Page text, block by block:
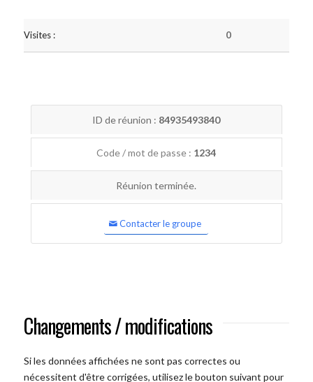
Visites : 0
ID de réunion : 84935493840
Code / mot de passe : 1234
Réunion terminée.
Contacter le groupe
Changements / modifications
Si les données affichées ne sont pas correctes ou
nécessitent d'être corrigées, utilisez le bouton suivant pour